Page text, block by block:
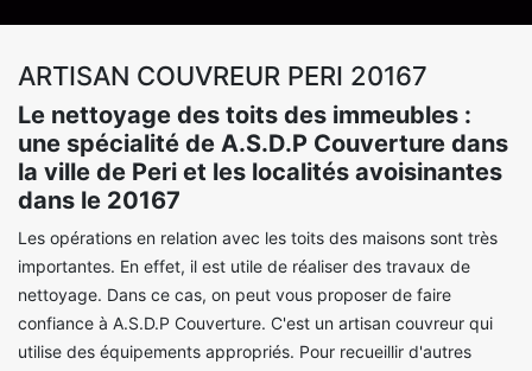
ARTISAN COUVREUR PERI 20167
Le nettoyage des toits des immeubles :
une spécialité de A.S.D.P Couverture dans
la ville de Peri et les localités avoisinantes
dans le 20167
Les opérations en relation avec les toits des maisons sont très
importantes. En effet, il est utile de réaliser des travaux de
nettoyage. Dans ce cas, on peut vous proposer de faire
confiance à A.S.D.P Couverture. C'est un artisan couvreur qui
utilise des équipements appropriés. Pour recueillir d'autres